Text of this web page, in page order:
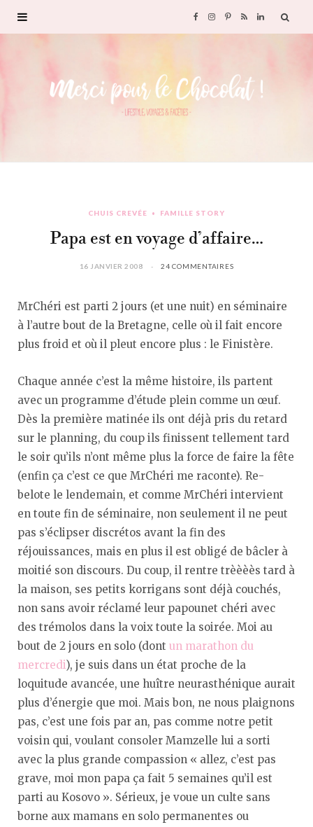
F
c
o
I
r
P
n
R
S
L
CHUIS CREVÉE FAMILLE STORY
Papa est en voyage d’affaire…
16 JANVIER 2008 24 COMMENTAIRES
MrChéri est parti 2 jours (et une nuit) en séminaire
à l’autre bout de la Bretagne, celle où il fait encore
plus froid et où il pleut encore plus : le Finistère.
Chaque année c’est la même histoire, ils partent
avec un programme d’étude plein comme un œuf.
Dès la première matinée ils ont déjà pris du retard
sur le planning, du coup ils finissent tellement tard
le soir qu’ils n’ont même plus la force de faire la fête
(enfin ça c’est ce que MrChéri me raconte). Re-
belote le lendemain, et comme MrChéri intervient
en toute fin de séminaire, non seulement il ne peut
pas s’éclipser discrétos avant la fin des
réjouissances, mais en plus il est obligé de bâcler à
moitié son discours. Du coup, il rentre trèèèès tard à
la maison, ses petits korrigans sont déjà couchés,
non sans avoir réclamé leur papounet chéri avec
des trémolos dans la voix toute la soirée. Moi au
bout de 2 jours en solo (dont un marathon du
mercredi), je suis dans un état proche de la
loquitude avancée, une huître neurasthénique aurait
plus d’énergie que moi. Mais bon, ne nous plaignons
pas, c’est une fois par an, pas comme notre petit
voisin qui, voulant consoler Mamzelle lui a sorti
avec la plus grande compassion « allez, c’est pas
grave, moi mon papa ça fait 5 semaines qu’il est
parti au Kosovo ». Sérieux, je voue un culte sans
borne aux mamans en solo permanentes ou